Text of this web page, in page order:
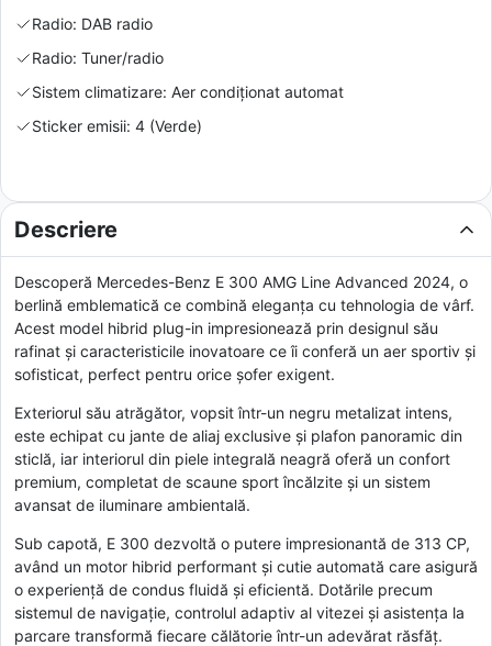
Radio: DAB radio
Radio: Tuner/radio
Sistem climatizare: Aer condiționat automat
Sticker emisii: 4 (Verde)
Descriere
Descoperă Mercedes-Benz E 300 AMG Line Advanced 2024, o
berlină emblematică ce combină eleganța cu tehnologia de vârf.
Acest model hibrid plug-in impresionează prin designul său
rafinat și caracteristicile inovatoare ce îi conferă un aer sportiv și
sofisticat, perfect pentru orice șofer exigent.
Exteriorul său atrăgător, vopsit într-un negru metalizat intens,
este echipat cu jante de aliaj exclusive și plafon panoramic din
sticlă, iar interiorul din piele integrală neagră oferă un confort
premium, completat de scaune sport încălzite și un sistem
avansat de iluminare ambientală.
Sub capotă, E 300 dezvoltă o putere impresionantă de 313 CP,
având un motor hibrid performant și cutie automată care asigură
o experiență de condus fluidă și eficientă. Dotările precum
sistemul de navigație, controlul adaptiv al vitezei și asistența la
parcare transformă fiecare călătorie într-un adevărat răsfăț.